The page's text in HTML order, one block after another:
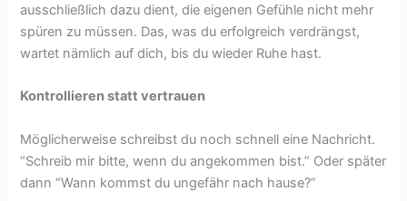
ausschließlich dazu dient, die eigenen Gefühle nicht mehr
spüren zu müssen. Das, was du erfolgreich verdrängst,
wartet nämlich auf dich, bis du wieder Ruhe hast.
Kontrollieren statt vertrauen
Möglicherweise schreibst du noch schnell eine Nachricht.
“Schreib mir bitte, wenn du angekommen bist.” Oder später
dann “Wann kommst du ungefähr nach hause?”